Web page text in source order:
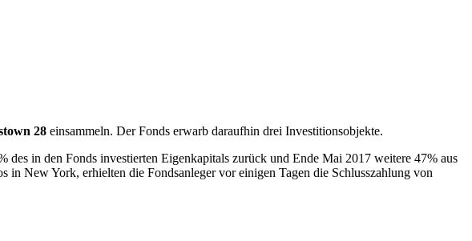
28 einsammeln. Der Fonds erwarb daraufhin drei Investitionsobjekte.
in den Fonds investierten Eigenkapitals zurück und Ende Mai 2017 weitere 47% aus
New York, erhielten die Fondsanleger vor einigen Tagen die Schlusszahlung von